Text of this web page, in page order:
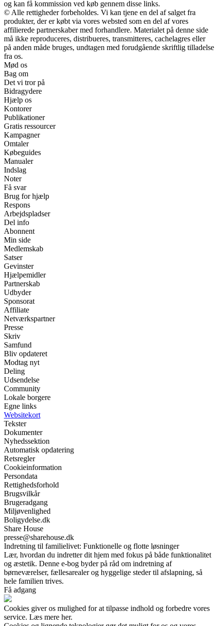
og kan få kommission ved køb gennem disse links.
© Alle rettigheder forbeholdes. Vi kan tjene en del af salget fra
produkter, der er købt via vores websted som en del af vores
affilierede partnerskaber med forhandlere. Materialet på denne side
må ikke reproduceres, distribueres, transmitteres, cachelagres eller
på anden måde bruges, undtagen med forudgående skriftlig tilladelse
fra os.
Mød os
Bag om
Det vi tror på
Bidragydere
Hjælp os
Kontorer
Publikationer
Gratis ressourcer
Kampagner
Omtaler
Købeguides
Manualer
Indslag
Noter
Få svar
Brug for hjælp
Respons
Arbejdspladser
Del info
Abonnent
Min side
Medlemskab
Satser
Gevinster
Hjælpemidler
Partnerskab
Udbyder
Sponsorat
Affiliate
Netværkspartner
Presse
Skriv
Samfund
Bliv opdateret
Modtag nyt
Deling
Udsendelse
Community
Lokale borgere
Egne links
Websitekort
Tekster
Dokumenter
Nyhedssektion
Automatisk opdatering
Retsregler
Cookieinformation
Persondata
Rettighedsforhold
Brugsvilkår
Brugeradgang
Miljøvenlighed
Boligydelse.dk
Share House
presse@sharehouse.dk
Indretning til familielivet: Funktionelle og flotte løsninger
Lær, hvordan du indretter dit hjem med fokus på både funktionalitet
og æstetik. Denne e-bog byder på råd om indretning af
børneværelser, fællesarealer og hyggelige steder til afslapning, så
hele familien trives.
Få adgang
Cookies giver os mulighed for at tilpasse indhold og forbedre vores
service. Læs mere her.